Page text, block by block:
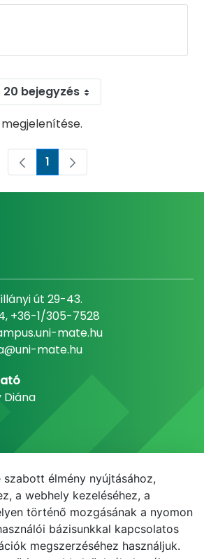
20 bejegyzés
Oldal
1
út 29-43.
+36-1/305-7528
mate.hu
mate.hu
Diána
NEPTUN E-learning
élmény nyújtásához,
a webhely kezeléséhez, a
történő mozgásának a nyomon
bázisunkkal kapcsolatos
megszerzéséhez használjuk.